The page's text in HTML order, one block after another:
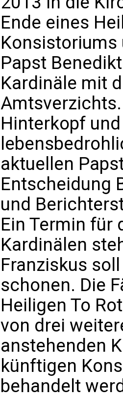
Ende eines
Papst
Kardinäle mit
Hinterkopf
aktuellen
Entscheidung
und
Ein Termin für
Kardinälen
Franziskus
schonen. Die
Heiligen To
von drei
anstehenden
künftigen
behandelt